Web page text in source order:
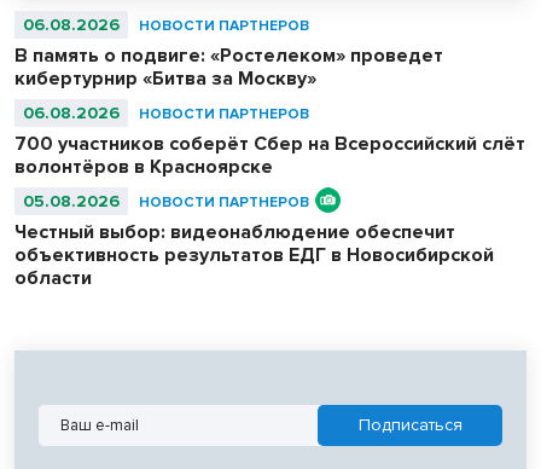
избирательных участках.
06.08.2026 НОВОСТИ ПАРТНЕРОВ
В память о подвиге: «Ростелеком» проведет
кибертурнир «Битва за Москву»
06.08.2026 НОВОСТИ ПАРТНЕРОВ
700 участников соберёт Сбер на Всероссийский слёт
волонтёров в Красноярске
05.08.2026 НОВОСТИ ПАРТНЕРОВ
Честный выбор: видеонаблюдение обеспечит
объективность результатов ЕДГ в Новосибирской
области